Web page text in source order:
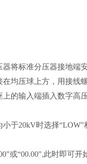
将标准分压器接地端
在均压球上方，用接线
上的输入端插入数字高
小于20kV时选择
或“00.00",此时即可开